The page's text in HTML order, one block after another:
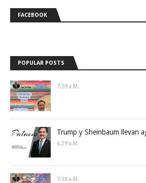
FACEBOOK
POPULAR POSTS
7:59 A.m.
Trump y Sheinbaum llevan
6:29 A.m.
7:38 A.m.